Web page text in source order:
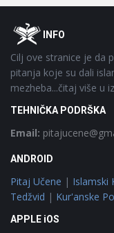
FooterOINFO
Cilj ove stranice je da
pitanja koje su dali
mezheba...čitaj više u
TEHNIČKA PODRŠKA
Email:
ANDROID
Pitaj Učene | Islamski
Tedžvid | Kur'anske
APPLE iOS